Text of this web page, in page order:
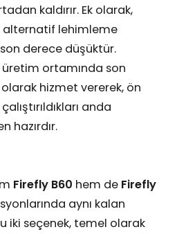
kaldırır. Ek olarak,
lehimleme
derece düşüktür.
ortamında son
hizmet vererek, ön
anda
hazırdır.
Firefly B60 hem de Firefly
aynı kalan
iki seçenek, temel olarak